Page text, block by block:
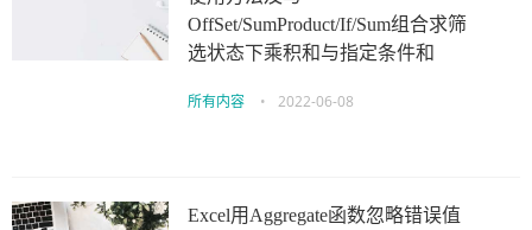
OffSet/SumProduct/If/Sum组合求筛
选状态下乘积和与指定条件和
所有内容 • 2022-06-08
Excel用Aggregate函数忽略错误值